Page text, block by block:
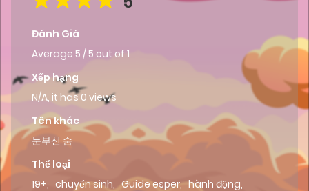
Đánh Giá
Average 5 / 5 out of 1
Xếp hạng
N/A, it has 0 views
Tên khác
눈부신 숨
Thể loại
19+, chuyển sinh, Guide esper, hành động,